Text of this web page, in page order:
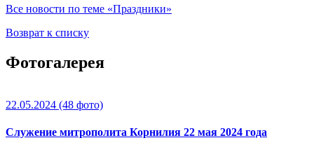
Все новости по теме «Праздники»
Возврат к списку
Фотогалерея
22.05.2024 (48 фото)
Служение митрополита Корнилия 22 мая 2024 года